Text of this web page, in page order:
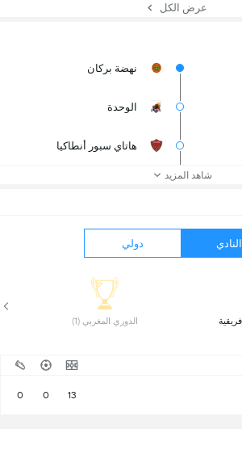
عرض الكل
نهضة بركان
الوحدة
هاتاي سبور أنطاكيا
شاهد المزيد
النادي دولي
الكونفدرالية الافريقية
الدوري المغربي (1)
13
0
0